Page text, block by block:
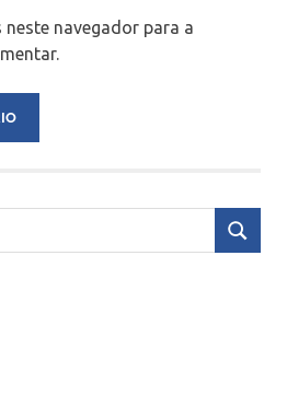
navegador para a